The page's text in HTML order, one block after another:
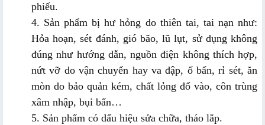
phiếu.
4. Sản phẩm bị hư hỏng do thiên tai, tai nạn như:
Hỏa hoạn, sét đánh, gió bão, lũ lụt, sử dụng không
đúng như hướng dẫn, nguồn điện không thích hợp,
nứt vỡ do vận chuyển hay va đập, ố bẩn, rỉ sét, ăn
mòn do bảo quản kém, chất lỏng đổ vào, côn trùng
xâm nhập, bụi bẩn…
5. Sản phẩm có dấu hiệu sửa chữa, tháo lắp.